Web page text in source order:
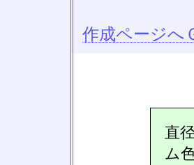
作成ページへ
直
ム